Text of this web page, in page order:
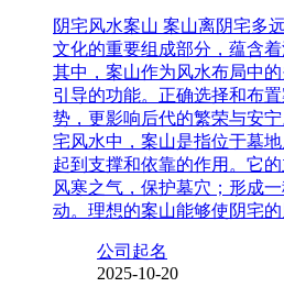
阴宅风水案山 案山离阴宅多
文化的重要组成部分，蕴含
其中，案山作为风水布局中
引导的功能。正确选择和布
势，更影响后代的繁荣与安
宅风水中，案山是指位于墓
起到支撑和依靠的作用。它
风寒之气，保护墓穴；形成
动。理想的案山能够使阴宅
公司起名
2025-10-20